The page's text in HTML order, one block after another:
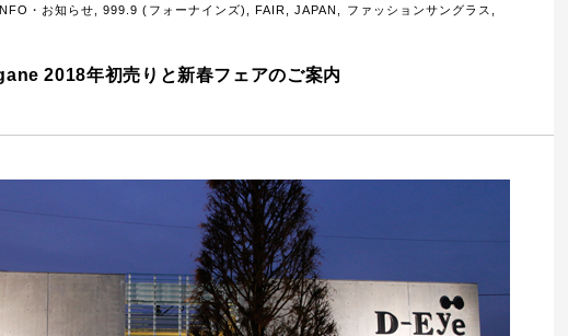
・お知らせ ,999.9 (フォーナインズ) FAIR ,JAPAN ファッションサングラス
2018年初売りと新春フェアのご案内